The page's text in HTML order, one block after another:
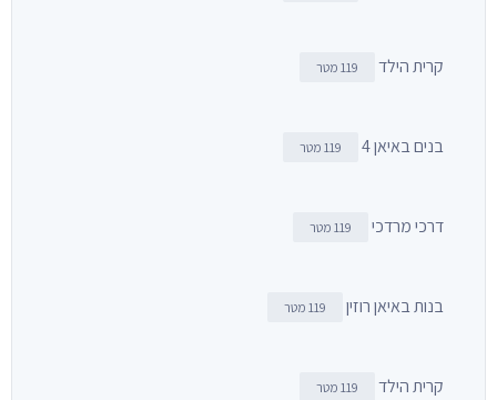
קרית הילד 119 מטר
בנים באיאן 4 119 מטר
דרכי מרדכי 119 מטר
בנות באיאן רוזין 119 מטר
קרית הילד 119 מטר